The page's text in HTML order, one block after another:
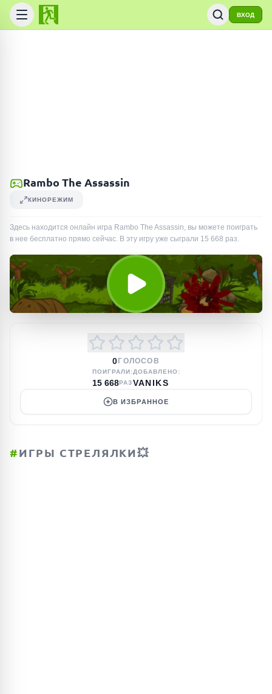
ВХОД
Rambo The Assassin
КИНОРЕЖИМ
Здесь находится онлайн игра Rambo The Assassin, вы можете поиграть
в нее бесплатно прямо сейчас. В эту игру уже сыграли 15 668 раз.
0 ГОЛОСОВ
ПОИГРАЛИ:
15 668РАЗ
ДОБАВЛЕНО:
VANIKS
В ИЗБРАННОЕ
#ИГРЫ СТРЕЛЯЛКИ💥